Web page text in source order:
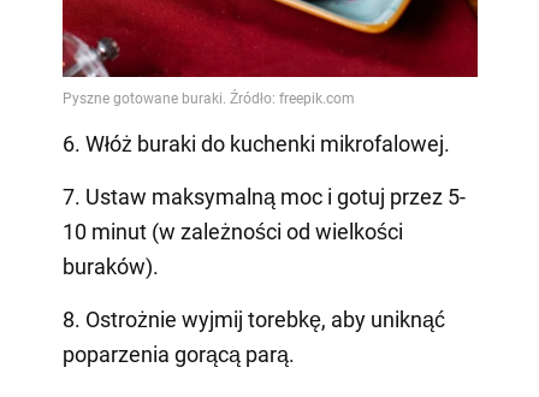
6. Włóż buraki do kuchenki mikrofalowej.
7. Ustaw maksymalną moc i gotuj przez 5-
10 minut (w zależności od wielkości
buraków).
8. Ostrożnie wyjmij torebkę, aby uniknąć
poparzenia gorącą parą.